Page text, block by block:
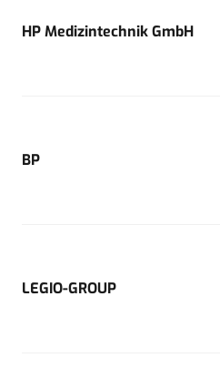
HP Medizintechnik GmbH
BP
LEGIO-GROUP